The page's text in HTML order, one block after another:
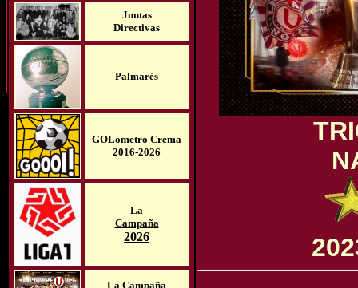
Juntas
Directivas
Palmarés
GOLometro Crema
2016-2026
La
Campaña
2026
La Campaña